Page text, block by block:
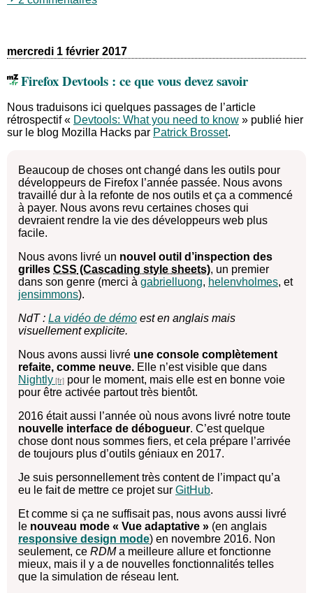
mercredi 1 février 2017
Firefox Devtools : ce que vous devez savoir
Nous traduisons ici quelques passages de l’article
rétrospectif « Devtools: What you need to know » publié hier
sur le blog Mozilla Hacks par Patrick Brosset.
Beaucoup de choses ont changé dans les outils pour
développeurs de Firefox l’année passée. Nous avons
travaillé dur à la refonte de nos outils et ça a commencé
à payer. Nous avons revu certaines choses qui
devraient rendre la vie des développeurs web plus
facile.
Nous avons livré un nouvel outil d’inspection des
grilles CSS
, un premier
dans son genre (merci à gabrielluong, helenvholmes, et
jensimmons).
NdT : La vidéo de démo est en anglais mais
visuellement explicite.
Nous avons aussi livré une console complètement
refaite, comme neuve. Elle n’est visible que dans
Nightly
pour le moment, mais elle est en bonne voie
pour être activée partout très bientôt.
2016 était aussi l’année où nous avons livré notre toute
nouvelle interface de débogueur. C’est quelque
chose dont nous sommes fiers, et cela prépare l’arrivée
de toujours plus d’outils géniaux en 2017.
Je suis personnellement très content de l’impact qu’a
eu le fait de mettre ce projet sur GitHub.
Et comme si ça ne suffisait pas, nous avons aussi livré
le nouveau mode « Vue adaptative » (en anglais
responsive design mode) en novembre 2016. Non
seulement, ce RDMa meilleure allure et fonctionne
mieux, mais il y a de nouvelles fonctionnalités telles
que la simulation de réseau lent.